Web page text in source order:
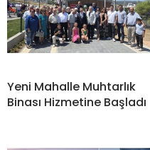
Yeni Mahalle Muhtarlık
Binası Hizmetine Başladı